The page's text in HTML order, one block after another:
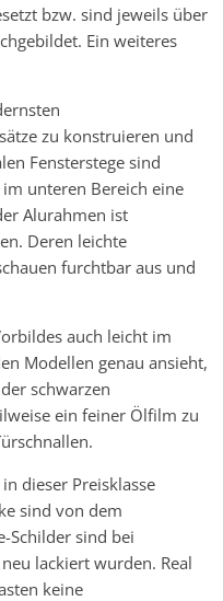
bzw. sind jeweils über
Ein weiteres
zu konstruieren und
Fensterstege sind
unteren Bereich eine
Alurahmen ist
Deren leichte
furchtbar aus und
auch leicht im
Modellen genau ansieht,
schwarzen
ein feiner Ölfilm zu
dieser Preisklasse
sind von dem
Schilder sind bei
lackiert wurden. Real
keine